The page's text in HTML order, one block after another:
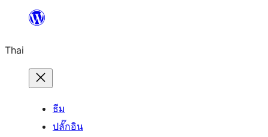
ยัง
เนื้อหา
Thai
ธีม
ปลั๊กอิน